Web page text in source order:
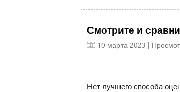
Смотрите и
10 марта 2023 |
Нет лучшего способа